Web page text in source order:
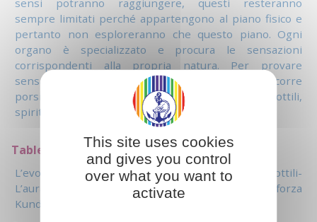
sensi potranno raggiungere, questi resteranno
sempre limitati perché appartengono al piano fisico e
pertanto non esploreranno che questo piano. Ogni
organo è specializzato e procura le sensazioni
corrispondenti alla propria natura. Per provare
sensazioni nuove, più sottili e più spirituali occorre
porsi in relazione ad altri organi, ad altri centri sottili,
spirituali, posseduti da ogni essere umano.
Table of contents
L’evoluzione umana e lo sviluppo degli organi sottili-
L’aura- Il plesso solare- Il centro Hara- La forza
Kundalini - I Chakra
This site uses cookies
and gives you control
over what you want to
activate